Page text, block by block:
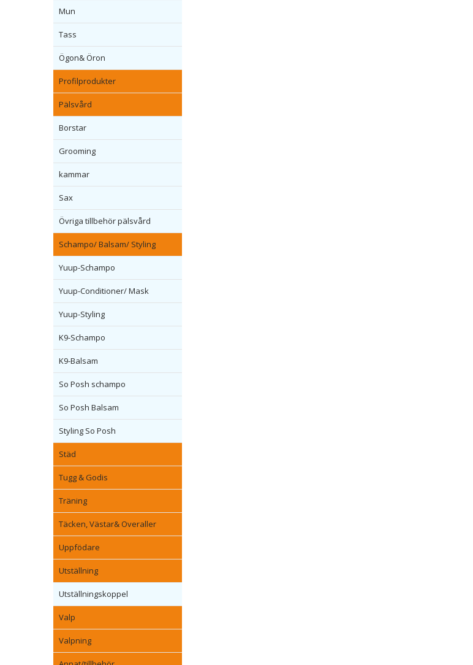
Mun
Tass
Ögon& Öron
Profilprodukter
Pälsvård
Borstar
Grooming
kammar
Sax
Övriga tillbehör pälsvård
Schampo/ Balsam/ Styling
Yuup-Schampo
Yuup-Conditioner/ Mask
Yuup-Styling
K9-Schampo
K9-Balsam
So Posh schampo
So Posh Balsam
Styling So Posh
Städ
Tugg & Godis
Träning
Täcken, Västar& Overaller
Uppfödare
Utställning
Utställningskoppel
Valp
Valpning